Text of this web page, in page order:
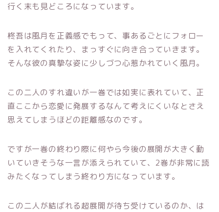
行く末も見どころになっています。
柊吾は風月を正義感でもって、事あるごとにフォロー
を入れてくれたり、まっすぐに向き合っていきます。
そんな彼の真摯な姿に少しづつ心惹かれていく風月。
この二人のすれ違いが一巻では如実に表れていて、正
直ここから恋愛に発展するなんて考えにくいなとさえ
思えてしまうほどの距離感なのです。
ですが一巻の終わり際に何やら今後の展開が大きく動
いていきそうな一言が添えられていて、2巻が非常に読
みたくなってしまう終わり方になっています。
この二人が結ばれる超展開が待ち受けているのか、は